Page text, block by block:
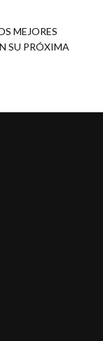
MEJORES
SU PRÓXIMA